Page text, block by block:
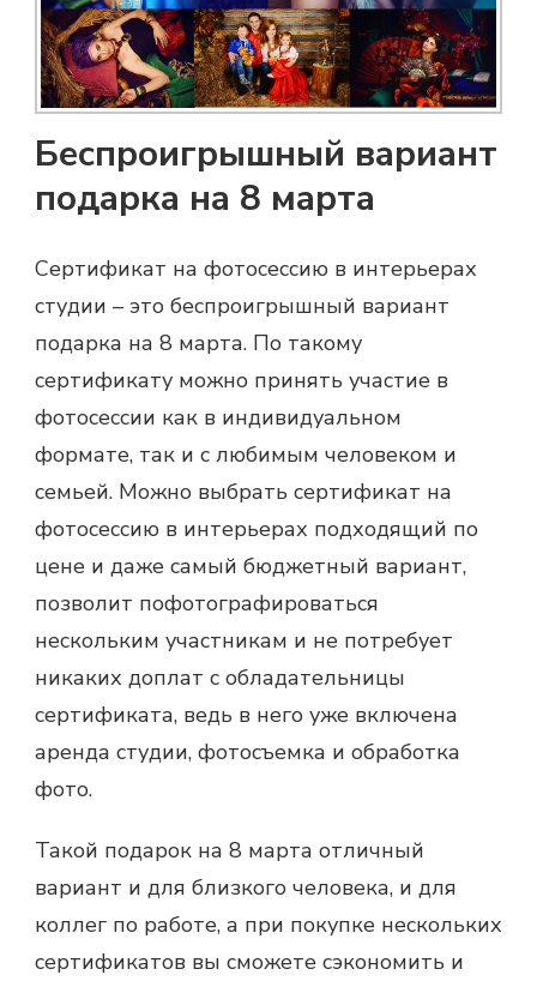
Беспроигрышный вариант
подарка на 8 марта
Сертификат на фотосессию в интерьерах
студии – это беспроигрышный вариант
подарка на 8 марта. По такому
сертификату можно принять участие в
фотосессии как в индивидуальном
формате, так и с любимым человеком и
семьей. Можно выбрать сертификат на
фотосессию в интерьерах подходящий по
цене и даже самый бюджетный вариант,
позволит пофотографироваться
нескольким участникам и не потребует
никаких доплат с обладательницы
сертификата, ведь в него уже включена
аренда студии, фотосъемка и обработка
фото.
Такой подарок на 8 марта отличный
вариант и для близкого человека, и для
коллег по работе, а при покупке нескольких
сертификатов вы сможете сэкономить и